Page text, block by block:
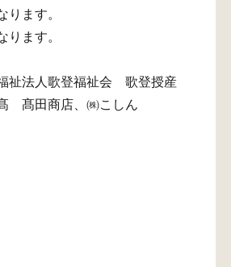
ます。
ます。
祉法人歌登福祉会 歌登授産
髙田商店、㈱こしん